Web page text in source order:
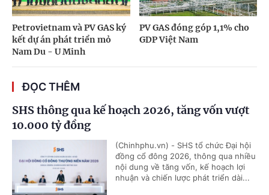
Petrovietnam và PV GAS ký
kết dự án phát triển mỏ
Nam Du - U Minh
PV GAS đóng góp 1,1% cho
GDP Việt Nam
ĐỌC THÊM
SHS thông qua kế hoạch 2026, tăng vốn vượt
10.000 tỷ đồng
(Chinhphu.vn) - SHS tổ chức Đại hội
đồng cổ đông 2026, thông qua nhiều
nội dung về tăng vốn, kế hoạch lợi
nhuận và chiến lược phát triển dài...